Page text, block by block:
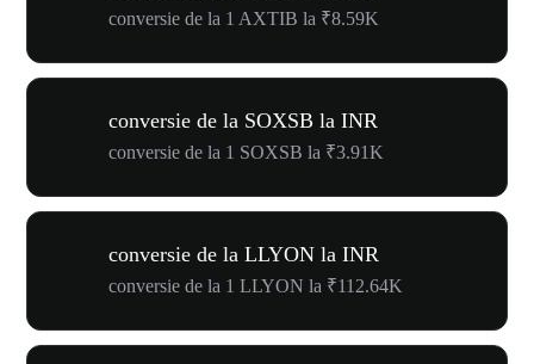
conversie de la 1 AXTIB la ₹8.59K
conversie de la SOXSB la INR
conversie de la 1 SOXSB la ₹3.91K
conversie de la LLYON la INR
conversie de la 1 LLYON la ₹112.64K